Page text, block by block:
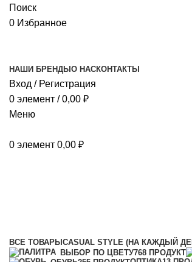
Поиск
0 Избранное
НАШИ БРЕНДЫ О НАСКОНТАКТЫ
Вход / Регистрация
0 элемент / 0,00 ₽
Меню
0 элемент 0,00 ₽
ВСЕ ТОВАРЫ CASUAL STYLE (НА КАЖДЫЙ
ВЫБОР ПО ЦВЕТУ768 ПРОДУКТ